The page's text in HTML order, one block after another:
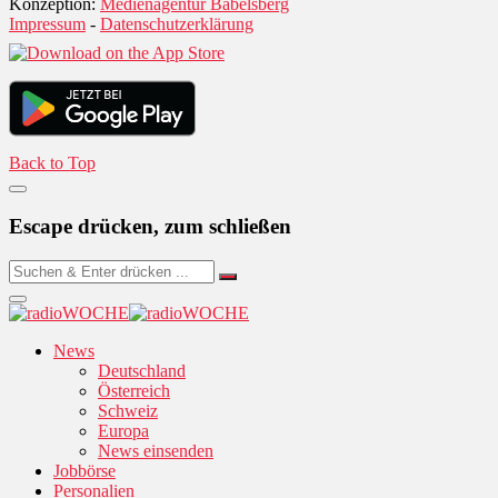
Konzeption: Medienagentur Babelsberg
Impressum - Datenschutzerklärung
Back to Top
Escape drücken, zum schließen
News
Deutschland
Österreich
Schweiz
Europa
News einsenden
Jobbörse
Personalien